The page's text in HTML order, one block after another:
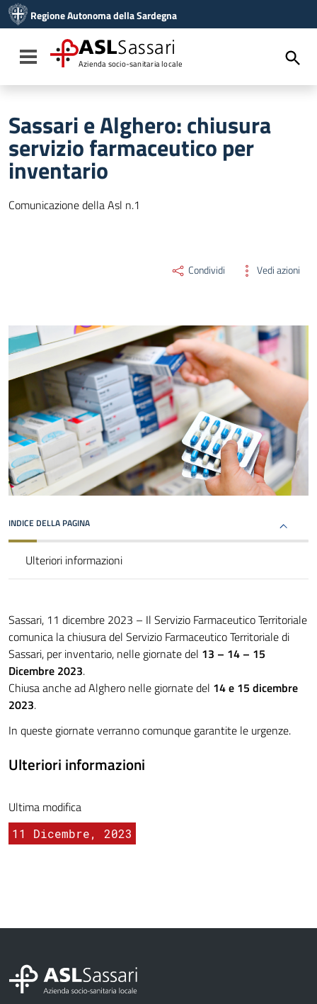
Vai al menu di navigazione
Vai al footer
Regione Autonoma della Sardegna
Toggle navigation
ASLSassari
Azienda socio-sanitaria locale
Sassari e Alghero: chiusura
servizio farmaceutico per
inventario
Comunicazione della Asl n.1
Condividi Vedi azioni
INDICE DELLA PAGINA
Ulteriori informazioni
Sassari, 11 dicembre 2023 – Il Servizio Farmaceutico Territoriale
comunica la chiusura del Servizio Farmaceutico Territoriale di
Sassari, per inventario, nelle giornate del 13 – 14 – 15
Dicembre 2023.
Chiusa anche ad Alghero nelle giornate del 14 e 15 dicembre
2023.
In queste giornate verranno comunque garantite le urgenze.
Ulteriori informazioni
Ultima modifica
11 Dicembre, 2023